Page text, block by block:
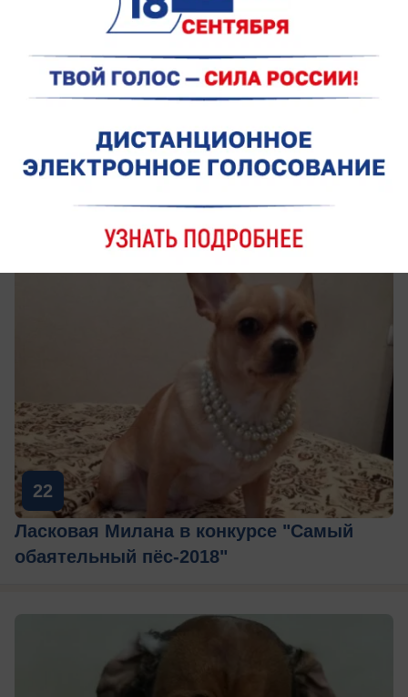
Умница Джуля с душой питбуля в
конкурсе "Самый обаятельный пёс-2018"
22
Ласковая Милана в конкурсе "Самый
обаятельный пёс-2018"